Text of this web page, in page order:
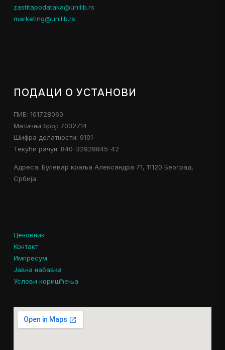
zastitapodataka@unilib.rs
marketing@unilib.rs
ПОДАЦИ О УСТАНОВИ
ПИБ: 101728060
Матични број: 7032714
Шифра делатности: 9101
Текући рачун: 840-32928845-42
Адреса: Булевар краља Александра 71, 11120 Београд,
Србија
Ценовник
Контакт
Импресум
Јавна набавка
Услови коришћења